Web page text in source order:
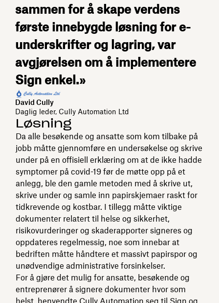
sammen for å skape verdens
første innebygde løsning for e-
underskrifter og lagring, var
avgjørelsen om å implementere
Sign enkel.»
David Cully
Daglig leder, Cully Automation Ltd
Løsning
Da alle besøkende og ansatte som kom tilbake på
jobb måtte gjennomføre en undersøkelse og skrive
under på en offisiell erklæring om at de ikke hadde
symptomer på covid-19 før de møtte opp på et
anlegg, ble den gamle metoden med å skrive ut,
skrive under og samle inn papirskjemaer raskt for
tidkrevende og kostbar. I tillegg måtte viktige
dokumenter relatert til helse og sikkerhet,
risikovurderinger og skaderapporter signeres og
oppdateres regelmessig, noe som innebar at
bedriften måtte håndtere et massivt papirspor og
unødvendige administrative forsinkelser.
For å gjøre det mulig for ansatte, besøkende og
entreprenører å signere dokumenter hvor som